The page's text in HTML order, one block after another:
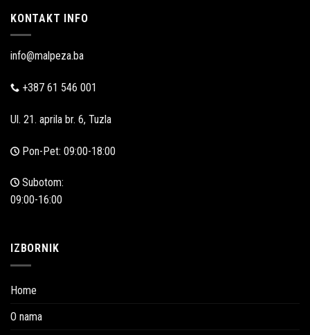
KONTAKT INFO
info@malpeza.ba
+387 61 546 001
Ul. 21. aprila br. 6, Tuzla
Pon-Pet: 09:00-18:00
Subotom:
09:00-16:00
IZBORNIK
Home
O nama